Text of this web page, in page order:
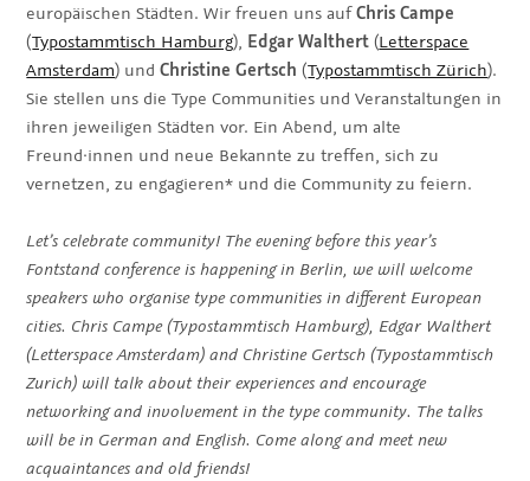
europäischen Städten. Wir freuen uns aufChris Campe
(Typostammtisch Hamburg), Edgar Walthert (Letterspace
Amsterdam) undChristine Gertsch (Typostammtisch Zürich).
Sie stellen uns die Type Communities und Veranstaltungen in
ihren jeweiligen Städten vor. Ein Abend, um alte
Freund·innen und neue Bekannte zu treffen, sich zu
vernetzen, zu engagieren* und die Community zu feiern.
Let’s celebrate community! The evening before this year’s
Fontstand conference is happening in Berlin, we will welcome
speakers who organise type communities in different European
cities. Chris Campe (Typostammtisch Hamburg), Edgar Walthert
(Letterspace Amsterdam) and Christine Gertsch (Typostammtisch
Zurich) will talk about their experiences and encourage
networking and involvement in the type community. The talks
will be in German and English. Come along and meet new
acquaintances and old friends!